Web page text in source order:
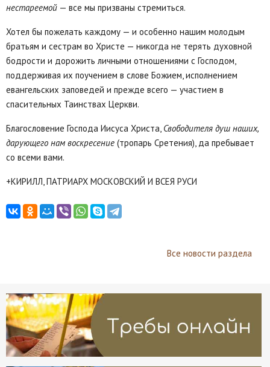
нестареемой — все мы призваны стремиться.
Хотел бы пожелать каждому — и особенно нашим молодым
братьям и сестрам во Христе — никогда не терять духовной
бодрости и дорожить личными отношениями с Господом,
поддерживая их поучением в слове Божием, исполнением
евангельских заповедей и прежде всего — участием в
спасительных Таинствах Церкви.
Благословение Господа Иисуса Христа, Свободителя душ наших,
дарующего нам воскресение (тропарь Сретения), да пребывает
со всеми вами.
+КИРИЛЛ, ПАТРИАРХ МОСКОВСКИЙ И ВСЕЯ РУСИ
Все новости раздела